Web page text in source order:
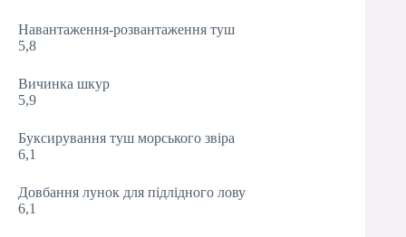
Навантаження-розвантаження туш
5,8
Вичинка шкур
5,9
Буксирування туш морського звіра
6,1
Довбання лунок для підлідного лову
6,1